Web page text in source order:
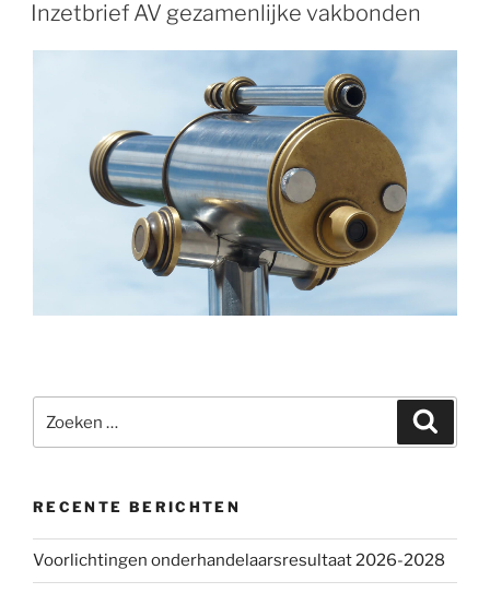
OP
Inzetbrief AV gezamenlijke vakbonden
naar:
RECENTE BERICHTEN
Voorlichtingen onderhandelaarsresultaat 2026-2028